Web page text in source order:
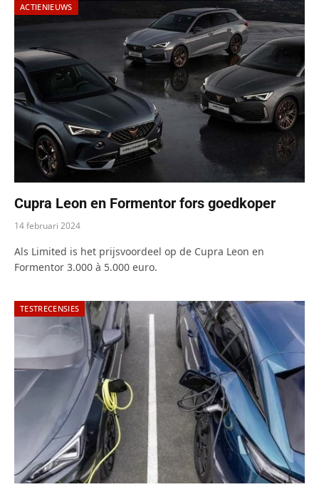
ACTIENIEUWS
Cupra Leon en Formentor fors goedkoper
14 februari 2024
Als Limited is het prijsvoordeel op de Cupra Leon en
Formentor 3.000 à 5.000 euro.
TESTRECENSIES